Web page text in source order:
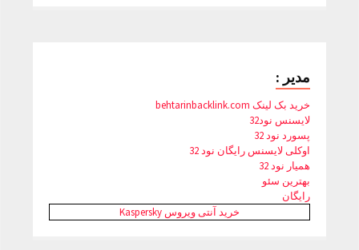
مدیر :
خرید بک لینک behtarinbacklink.com
لایسنس نود32
پسورد نود 32
اوکلی لایسنس رایگان نود 32
همیار نود 32
بهترین سئو
رایگان
خرید آنتی ویروس Kaspersky